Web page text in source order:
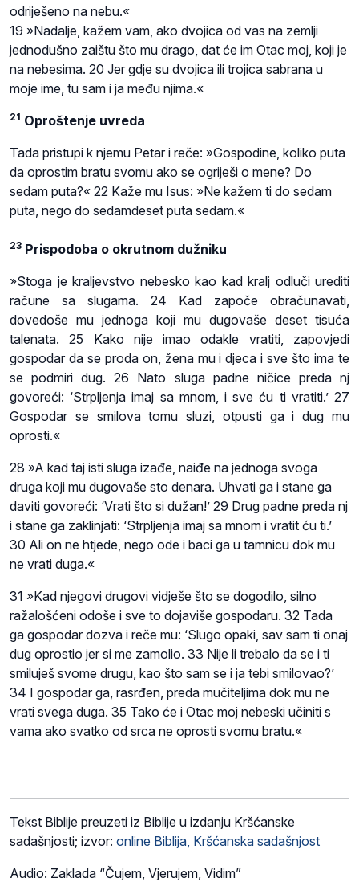
odriješeno na nebu.«
19 »Nadalje, kažem vam, ako dvojica od vas na zemlji
jednodušno zaištu što mu drago, dat će im Otac moj, koji je
na nebesima. 20 Jer gdje su dvojica ili trojica sabrana u
moje ime, tu sam i ja među njima.«
21 Oproštenje uvreda
Tada pristupi k njemu Petar i reče: »Gospodine, koliko puta
da oprostim bratu svomu ako se ogriješi o mene? Do
sedam puta?« 22 Kaže mu Isus: »Ne kažem ti do sedam
puta, nego do sedamdeset puta sedam.«
23 Prispodoba o okrutnom dužniku
»Stoga je kraljevstvo nebesko kao kad kralj odluči urediti
račune sa slugama. 24 Kad započe obračunavati,
dovedoše mu jednoga koji mu dugovaše deset tisuća
talenata. 25 Kako nije imao odakle vratiti, zapovjedi
gospodar da se proda on, žena mu i djeca i sve što ima te
se podmiri dug. 26 Nato sluga padne ničice preda nj
govoreći: ‘Strpljenja imaj sa mnom, i sve ću ti vratiti.’ 27
Gospodar se smilova tomu sluzi, otpusti ga i dug mu
oprosti.«
28 »A kad taj isti sluga izađe, naiđe na jednoga svoga
druga koji mu dugovaše sto denara. Uhvati ga i stane ga
daviti govoreći: ‘Vrati što si dužan!’ 29 Drug padne preda nj
i stane ga zaklinjati: ‘Strpljenja imaj sa mnom i vratit ću ti.’
30 Ali on ne htjede, nego ode i baci ga u tamnicu dok mu
ne vrati duga.«
31 »Kad njegovi drugovi vidješe što se dogodilo, silno
ražalošćeni odoše i sve to dojaviše gospodaru. 32 Tada
ga gospodar dozva i reče mu: ‘Slugo opaki, sav sam ti onaj
dug oprostio jer si me zamolio. 33 Nije li trebalo da se i ti
smiluješ svome drugu, kao što sam se i ja tebi smilovao?’
34 I gospodar ga, rasrđen, preda mučiteljima dok mu ne
vrati svega duga. 35 Tako će i Otac moj nebeski učiniti s
vama ako svatko od srca ne oprosti svomu bratu.«
Tekst Biblije preuzeti iz Biblije u izdanju Kršćanske
sadašnjosti; izvor: online Biblija, Kršćanska sadašnjost
Audio: Zaklada “Čujem, Vjerujem, Vidim”